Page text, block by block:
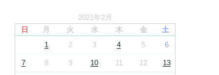
2021年2月
日
月 火 水 木 金
土
1
2 3 4 5 6
7 8 9 10 11 12 13